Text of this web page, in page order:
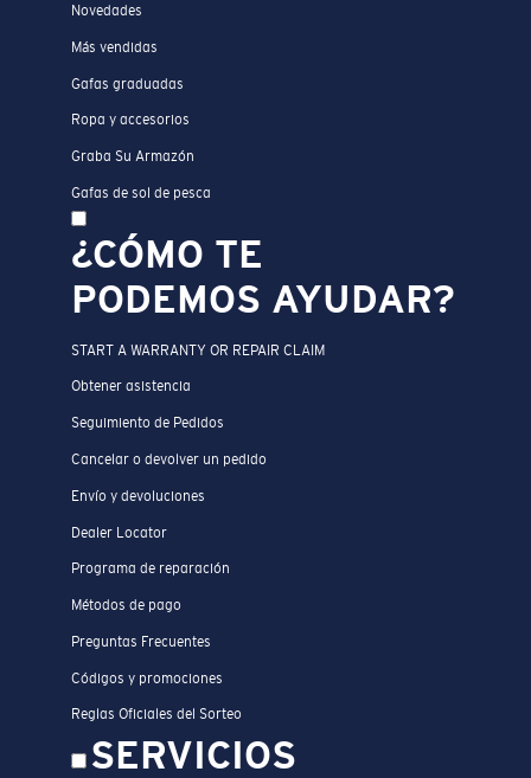
Novedades
Más vendidas
Gafas graduadas
Ropa y accesorios
Graba Su Armazón
Gafas de sol de pesca
¿CÓMO TE
PODEMOS AYUDAR?
START A WARRANTY OR REPAIR CLAIM
Obtener asistencia
Seguimiento de Pedidos
Cancelar o devolver un pedido
Envío y devoluciones
Dealer Locator
Programa de reparación
Métodos de pago
Preguntas Frecuentes
Códigos y promociones
Reglas Oficiales del Sorteo
SERVICIOS